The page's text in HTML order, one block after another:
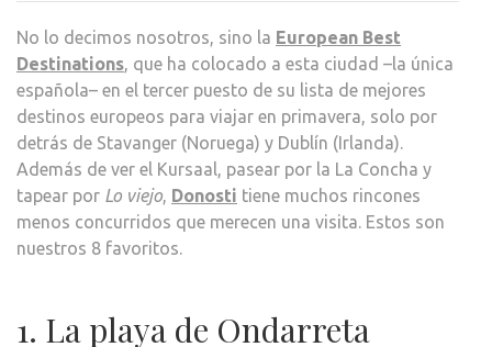
No lo decimos nosotros, sino la European Best
Destinations, que ha colocado a esta ciudad –la única
española– en el tercer puesto de su lista de mejores
destinos europeos para viajar en primavera, solo por
detrás de Stavanger (Noruega) y Dublín (Irlanda).
Además de ver el Kursaal, pasear por la La Concha y
tapear por Lo viejo, Donosti tiene muchos rincones
menos concurridos que merecen una visita. Estos son
nuestros 8 favoritos.
1. La playa de Ondarreta